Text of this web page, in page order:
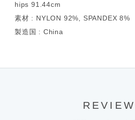
hips 91.44cm
素材 : NYLON 92%, SPANDEX 8%
製造国 : China
REVIEW